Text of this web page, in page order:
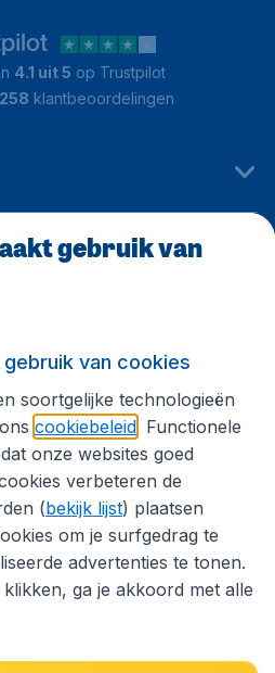
4.1 uit 5 op Trustpilot
klantbeoordelingen
gebruik van
van cookies
soortgelijke technologieën
cookiebeleid . Functionele
onze websites goed
verbeteren de
(bekijk lijst) plaatsen
om je surfgedrag te
advertenties te tonen.
ga je akkoord met alle